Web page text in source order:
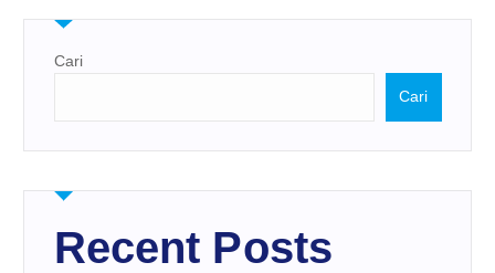
Cari
Cari
Recent Posts